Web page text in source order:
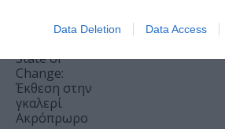
Data Deletion Data Access
ΤΕΧΝΕΣ / ΝΕΑ
05.08.2026 | 11.36
Αλέξανδρος
State of
Change:
Έκθεση στην
γκαλερί
Ακρόπρωρο